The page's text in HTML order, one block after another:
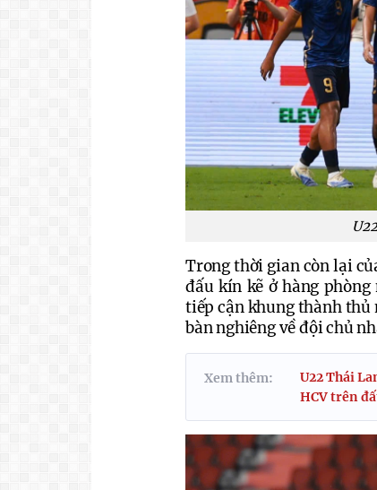
Trong thời gian còn lại
đấu kín kẽ ở hàng
tiếp cận khung thành thủ
bàn nghiêng về đội chủ
Xem thêm:
U22 Thái
HCV trên